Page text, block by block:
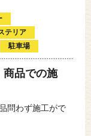
テリア
駐車場
商品での施
問わず施工がで